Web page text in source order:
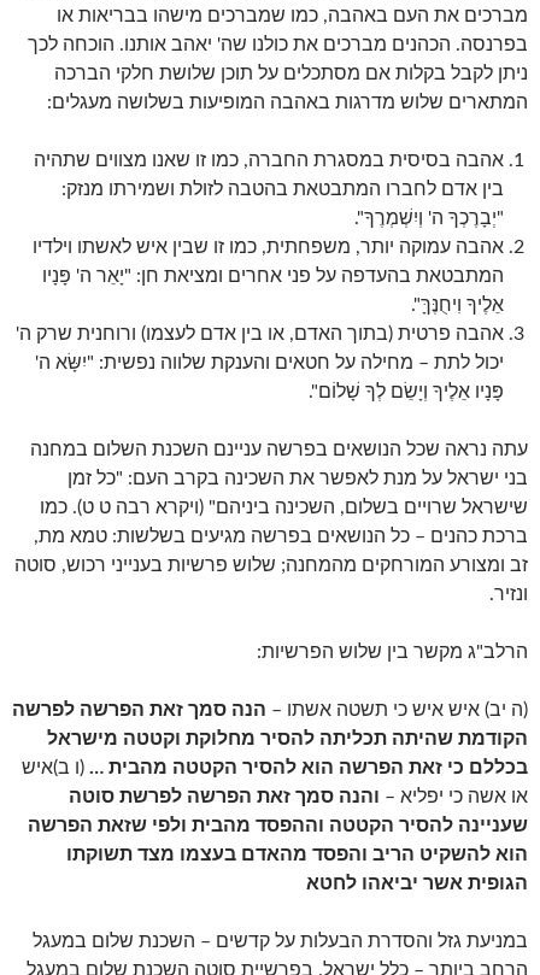
מברכים את העם באהבה, כמו שמברכים מישהו בבריאות או
בפרנסה. הכהנים מברכים את כולנו שה' יאהב אותנו. הוכחה לכך
ניתן לקבל בקלות אם מסתכלים על תוכן שלושת חלקי הברכה
המתארים שלוש מדרגות באהבה המופיעות בשלושה מעגלים:
אהבה בסיסית במסגרת החברה, כמו זו שאנו מצווים שתהיה
בין אדם לחברו המתבטאת בהטבה לזולת ושמירתו מנזק:
"יְבָרֶכְךָ ה' וְיִשְׁמְרֶךָ".
אהבה עמוקה יותר, משפחתית, כמו זו שבין איש לאשתו וילדיו
המתבטאת בהעדפה על פני אחרים ומציאת חן: "יָאֵר ה' פָּנָיו
אֵלֶיךָ וִיחֻנֶּךָּ".
אהבה פרטית (בתוך האדם, או בין אדם לעצמו) ורוחנית שרק ה'
יכול לתת – מחילה על חטאים והענקת שלווה נפשית: "יִשָּׂא ה'
פָּנָיו אֵלֶיךָ וְיָשֵׂם לְךָ שָׁלוֹם".
עתה נראה שכל הנושאים בפרשה עניינם השכנת השלום במחנה
בני ישראל על מנת לאפשר את השכינה בקרב העם: "כל זמן
שישראל שרויים בשלום, השכינה ביניהם" (ויקרא רבה ט ט). כמו
ברכת כהנים – כל הנושאים בפרשה מגיעים בשלשות: טמא מת,
זב ומצורע המורחקים מהמחנה; שלוש פרשיות בענייני רכוש, סוטה
ונזיר.
הרלב"ג מקשר בין שלוש הפרשיות:
(ה יב) איש איש כי תשטה אשתו – הנה סמך זאת הפרשה לפרשה
הקודמת שהיתה תכליתה להסיר מחלוקת וקטטה מישראל
בכללם כי זאת הפרשה הוא להסיר הקטטה מהבית … (ו ב)איש
או אשה כי יפליא – והנה סמך זאת הפרשה לפרשת סוטה
שעניינה להסיר הקטטה וההפסד מהבית ולפי שזאת הפרשה
הוא להשקיט הריב והפסד מהאדם בעצמו מצד תשוקתו
הגופית אשר יביאהו לחטא
במניעת גזל והסדרת הבעלות על קדשים – השכנת שלום במעגל
הרחב ביותר – כלל ישראל. בפרשיית סוטה השכנת שלום במעגל